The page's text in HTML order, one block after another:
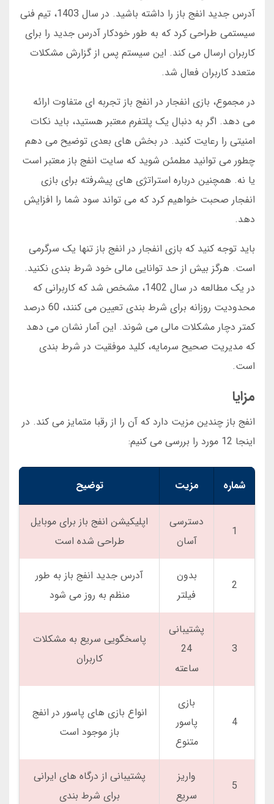
آدرس جدید انفج باز را داشته باشید. در سال 1403، تیم فنی
سیستمی طراحی کرد که به طور خودکار آدرس جدید را برای
کاربران ارسال می کند. این سیستم پس از گزارش مشکلات
متعدد کاربران فعال شد.
در مجموع، بازی انفجار در انفج باز تجربه ای متفاوت ارائه
می دهد. اگر به دنبال یک پلتفرم معتبر هستید، باید نکات
امنیتی را رعایت کنید. در بخش های بعدی توضیح می دهم
چطور می توانید مطمئن شوید که سایت انفج باز معتبر است
یا نه. همچنین درباره استراتژی های پیشرفته برای بازی
انفجار صحبت خواهیم کرد که می تواند سود شما را افزایش
دهد.
باید توجه کنید که بازی انفجار در انفج باز تنها یک سرگرمی
است. هرگز بیش از حد توانایی مالی خود شرط بندی نکنید.
در یک مطالعه در سال 1402، مشخص شد که کاربرانی که
محدودیت روزانه برای شرط بندی تعیین می کنند، 60 درصد
کمتر دچار مشکلات مالی می شوند. این آمار نشان می دهد
که مدیریت صحیح سرمایه، کلید موفقیت در شرط بندی
است.
مزایا
انفج باز چندین مزیت دارد که آن را از رقبا متمایز می کند. در
اینجا 12 مورد را بررسی می کنیم:
شماره مزیت توضیح
1
دسترسی
آسان
اپلیکیشن انفج باز برای موبایل
طراحی شده است
2
بدون
فیلتر
آدرس جدید انفج باز به طور
منظم به روز می شود
3
پشتیبانی
24
ساعته
پاسخگویی سریع به مشکلات
کاربران
4
بازی
پاسور
متنوع
انواع بازی های پاسور در انفج
باز موجود است
5
واریز
سریع
پشتیبانی از درگاه های ایرانی
برای شرط بندی